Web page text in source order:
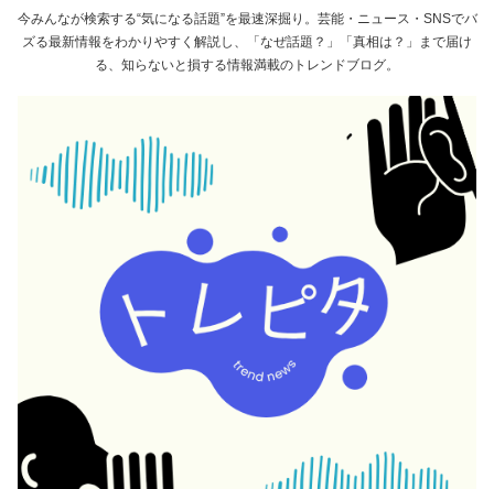
今みんなが検索する“気になる話題”を最速深掘り。芸能・ニュース・SNSでバ
ズる最新情報をわかりやすく解説し、「なぜ話題？」「真相は？」まで届け
る、知らないと損する情報満載のトレンドブログ。